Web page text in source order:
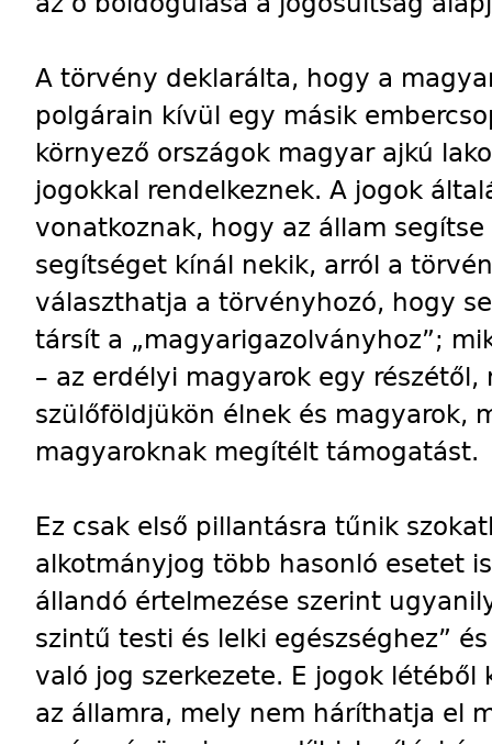
A törvény deklarálta, hogy a
polgárain kívül egy másik
környező országok magyar ajkú
jogokkal rendelkeznek. A jogok
vonatkoznak, hogy az állam
segítséget kínál nekik, arról a
választhatja a törvényhozó, hogy
társít a „magyarigazolványhoz”;
– az erdélyi magyarok egy
szülőföldjükön élnek és magyarok,
magyaroknak megítélt támogatást.
Ez csak első pillantásra tűnik
alkotmányjog több hasonló esetet
állandó értelmezése szerint
szintű testi és lelki egészséghez”
való jog szerkezete. E jogok
az államra, mely nem háríthatja el